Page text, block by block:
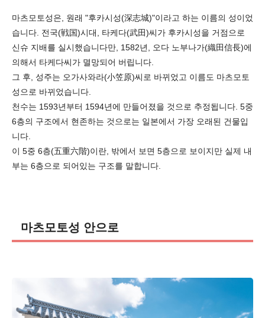
마츠모토성은, 원래 "후카시성(深志城)"이라고 하는 이름의 성이었
습니다. 전국(戦国)시대, 타케다(武田)씨가 후카시성을 거점으로
신슈 지배를 실시했습니다만, 1582년, 오다 노부나가(織田信長)에
의해서 타케다씨가 멸망되어 버립니다.
그 후, 성주는 오가사와라(小笠原)씨로 바뀌었고 이름도 마츠모토
성으로 바뀌었습니다.
천수는 1593년부터 1594년에 만들어졌을 것으로 추정됩니다. 5중
6층의 구조에서 현존하는 것으로는 일본에서 가장 오래된 건물입
니다.
이 5중 6층(五重六階)이란, 밖에서 보면 5층으로 보이지만 실제 내
부는 6층으로 되어있는 구조를 말합니다.
마츠모토성 안으로